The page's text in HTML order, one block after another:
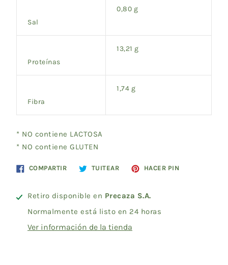
Sal
0,80 g
Proteínas
13,21 g
Fibra
1,74 g
* NO contiene LACTOSA
* NO contiene GLUTEN
COMPARTIRCompartir
Facebook
TUITEARTuitear
Twitter
HACER PIN
Retiro disponible en Precaza S.A.
Normalmente está listo en 24 horas
Ver información de la tienda